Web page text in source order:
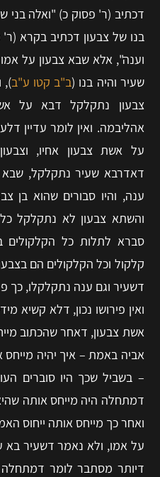
דכתיב (ר' פסוק כ) "ואלה בני
בנו של צבעון דכתיב בקרא (ר'
וענה", אלא שבא צבעון על אמו
שעיר והיה בנו (ב"ב קטו ע"ב),
צבעון נתקלקל דבא על
אהליבמה. ואין לומר עדיין
על אשת צבעון אחיו,
דאדרבא שעיר נתקלקל, שבא
ענה, והיו סבורים שהוא בן
והשתא צבעון לא נתקלקל
סברא לתלות כל הקלקולים
קלקול וכל הקלקולים הם
דשעיר וגם ענה נתקלקלו, כך
ואין פירושו נכון, דלא קשיא
אשת צבעון, דאחר שהכתוב
אביה באמת – איך יהיה
– בשביל שכך היו סוברים
דמתחלה היה מייחס אותה
ואחר כך מייחס אותה ייחוס
על אמו, ולא נאמר דשעיר בא
דיותר מסתבר לומר דמתחלה